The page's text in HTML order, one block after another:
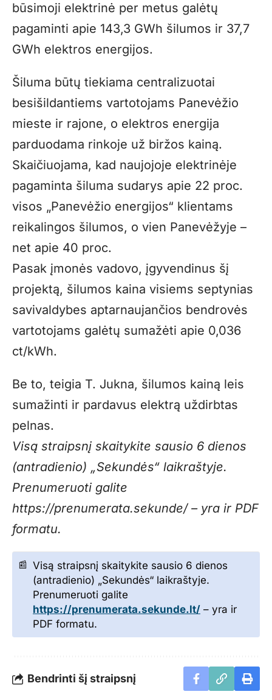
būsimoji elektrinė per metus galėtų
pagaminti apie 143,3 GWh šilumos ir 37,7
GWh elektros energijos.
Šiluma būtų tiekiama centralizuotai
besišildantiems vartotojams Panevėžio
mieste ir rajone, o elektros energija
parduodama rinkoje už biržos kainą.
Skaičiuojama, kad naujojoje elektrinėje
pagaminta šiluma sudarys apie 22 proc.
visos „Panevėžio energijos“ klientams
reikalingos šilumos, o vien Panevėžyje –
net apie 40 proc.
Pasak įmonės vadovo, įgyvendinus šį
projektą, šilumos kaina visiems septynias
savivaldybes aptarnaujančios bendrovės
vartotojams galėtų sumažėti apie 0,036
ct/kWh.
Be to, teigia T. Jukna, šilumos kainą leis
sumažinti ir pardavus elektrą uždirbtas
pelnas.
Visą straipsnį skaitykite sausio 6 dienos
(antradienio) „Sekundės“ laikraštyje.
Prenumeruoti galite
https://prenumerata.sekunde/– yra ir PDF
formatu.
Visą straipsnį skaitykite sausio 6 dienos
(antradienio) „Sekundės“ laikraštyje.
Prenumeruoti galite
https://prenumerata.sekunde.lt/ – yra ir
PDF formatu.
Bendrinti šį straipsnį